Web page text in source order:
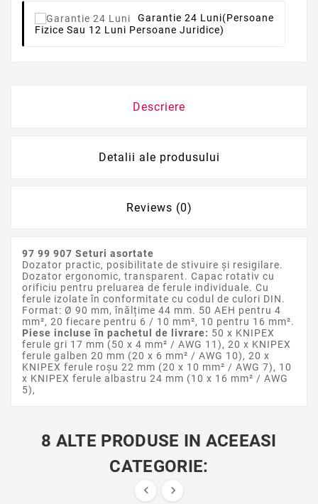
Garantie 24 Luni(persoane
Fizice Sau 12 Luni Persoane Juridice)
Descriere
Detalii ale produsului
Reviews (0)
97 99 907 Seturi asortate
Dozator practic, posibilitate de stivuire și resigilare.
Dozator ergonomic, transparent. Capac rotativ cu
orificiu pentru preluarea de ferule individuale. Cu
ferule izolate în conformitate cu codul de culori DIN.
Format: Ø 90 mm, înălțime 44 mm. 50 AEH pentru 4
mm², 20 fiecare pentru 6 / 10 mm², 10 pentru 16 mm².
Piese incluse în pachetul de livrare: 50 x KNIPEX
ferule gri 17 mm (50 x 4 mm² / AWG 11), 20 x KNIPEX
ferule galben 20 mm (20 x 6 mm² / AWG 10), 20 x
KNIPEX ferule roșu 22 mm (20 x 10 mm² / AWG 7), 10
x KNIPEX ferule albastru 24 mm (10 x 16 mm² / AWG
5),
8 ALTE PRODUSE IN ACEEASI
CATEGORIE:
 